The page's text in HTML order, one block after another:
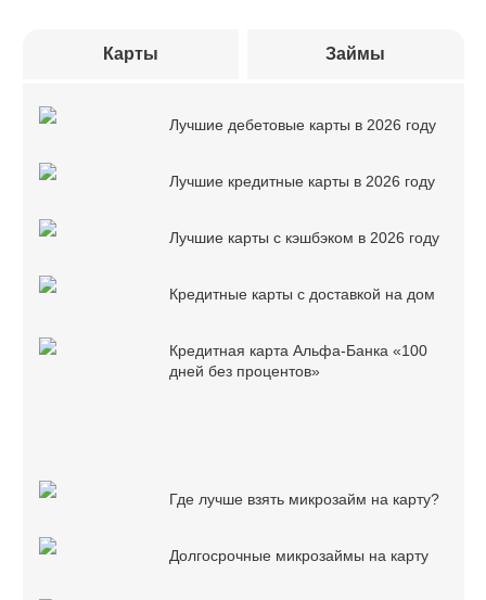
Карты Займы
Лучшие дебетовые карты в 2026 году
Лучшие кредитные карты в 2026 году
Лучшие карты с кэшбэком в 2026 году
Кредитные карты с доставкой на дом
Кредитная карта Альфа-Банка «100
дней без процентов»
Где лучше взять микрозайм на карту?
Долгосрочные микрозаймы на карту